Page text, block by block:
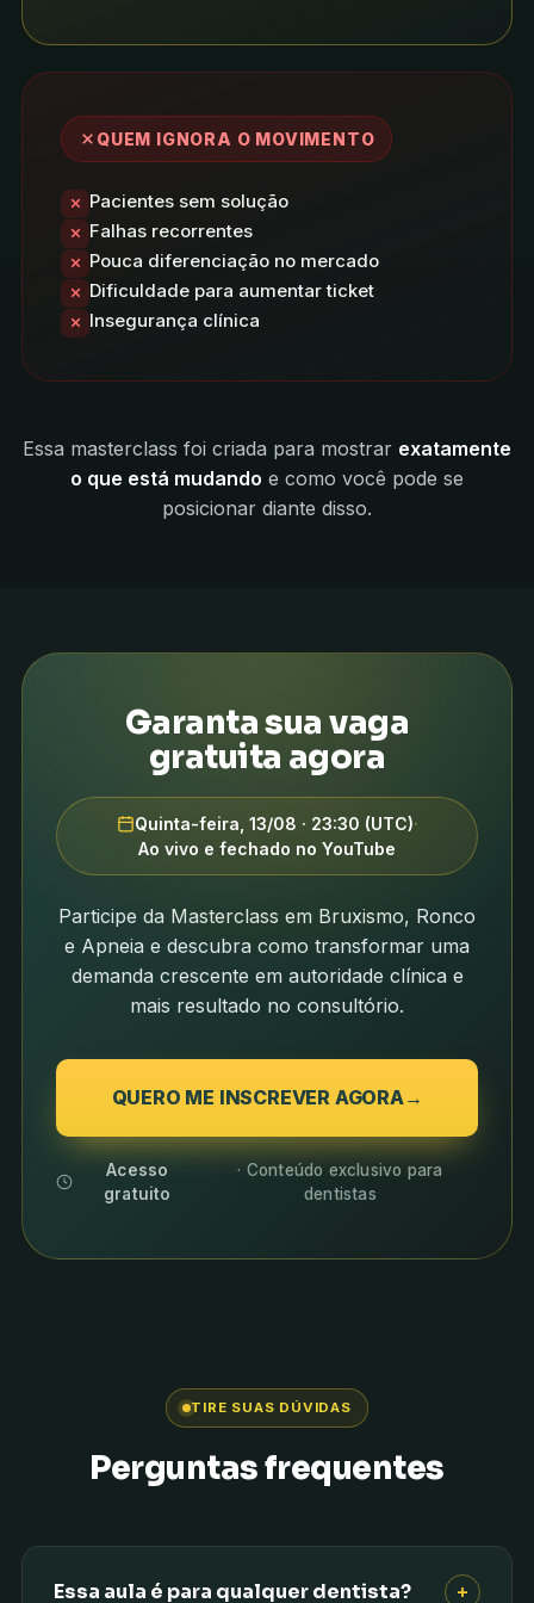
QUEM IGNORA O MOVIMENTO
Pacientes sem solução
Falhas recorrentes
Pouca diferenciação no mercado
Dificuldade para aumentar ticket
Insegurança clínica
Essa masterclass foi criada para mostrar exatamente
o que está mudando e como você pode se
posicionar diante disso.
Garanta sua vaga
gratuita agora
Quinta-feira, 13/08 · 23:30 (UTC)·
Ao vivo e fechado no YouTube
Participe da Masterclass em Bruxismo, Ronco
e Apneia e descubra como transformar uma
demanda crescente em autoridade clínica e
mais resultado no consultório.
QUERO ME INSCREVER AGORA→
Acesso
gratuito
· Conteúdo exclusivo para
dentistas
TIRE SUAS DÚVIDAS
Perguntas frequentes
Essa aula é para qualquer dentista?